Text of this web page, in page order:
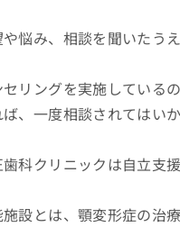
悩み、相談を聞いたう
リングを実施している
、一度相談されてはい
科クリニックは自立支
設とは、顎変形症の治